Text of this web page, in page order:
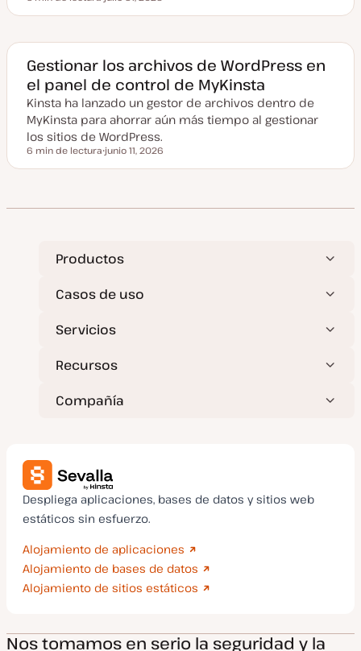
e
h
a
c
t
u
a
i
z
a
d
Gestionar los archivos de WordPress en
el panel de control de MyKinsta
Kinsta ha lanzado un gestor de archivos dentro de
MyKinsta para ahorrar aún más tiempo al gestionar
los sitios de WordPress.
Tiempo de lectura
6 min de lectura
e
a
l
z
a
junio 11, 2026
Productos
Casos de uso
Servicios
Recursos
Compañía
Despliega aplicaciones, bases de datos y sitios web
estáticos sin esfuerzo.
Alojamiento de aplicaciones
Alojamiento de bases de datos
Alojamiento de sitios estáticos
Nos tomamos en serio la seguridad y la